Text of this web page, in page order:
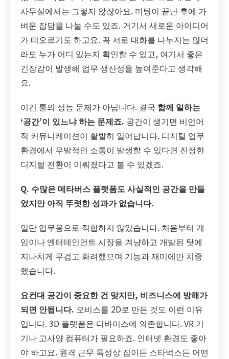
사무실에서는 그렇지 않잖아요. 미팅이 끝난 후에 가
벼운 잡담을 나눌 수도 있죠. 거기서 새로운 아이디어
가 떠오르기도 하고요. 꼭 서로 대화를 나누지는 않더
라도 누가 어디 있는지 확인할 수 있고, 여기서 좋은
긴장감이 발생해 업무 생산성을 높여준다고 생각해
요.
이건 툴의 성능 문제가 아닙니다. 결국 함께 일하는
‘공간’이 있느냐 하는 문제죠. 공간이 생기면 비언어
적 커뮤니케이션이 활발히 일어납니다. 디지털 업무
환경에서 우발적인 소통이 발생할 수 있다면 진정한
디지털 전환이 이뤄졌다고 볼 수 있겠죠.
Q. 수많은 메타버스 플랫폼도 사실적인 공간을 만들
었지만 아직 뚜렷한 성과가 없습니다.
일단 업무용으로 적합하지 않았습니다. 처음부터 게
임이나 엔터테인먼트 시장을 겨냥하고 개발된 탓에
지나치게 무겁고 화려했으며 기능과 재미에만 치중
했습니다.
요컨대 공간이 중요한 건 맞지만, 비즈니스에 방해가
되면 안됩니다. 오비스를 2D로 만든 것도 이런 이유
입니다. 3D 플랫폼은 디바이스에 의존합니다. VR 기
기나 고사양 컴퓨터가 필요하죠. 인터넷 환경도 좋아
야 하고요. 원격 근무 특성상 집이든 스타벅스든 어떤